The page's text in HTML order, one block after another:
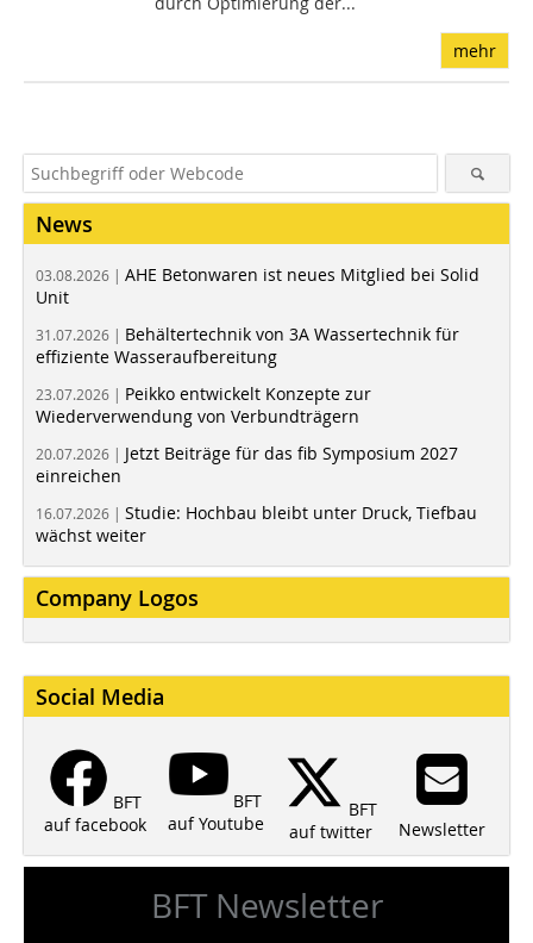
mehr
News
03.08.2026 | AHE Betonwaren ist neues Mitglied bei Solid
Unit
31.07.2026 | Behältertechnik von 3A Wassertechnik für
effiziente Wasseraufbereitung
23.07.2026 | Peikko entwickelt Konzepte zur
Wiederverwendung von Verbundträgern
20.07.2026 | Jetzt Beiträge für das fib Symposium 2027
einreichen
16.07.2026 | Studie: Hochbau bleibt unter Druck, Tiefbau
wächst weiter
Company Logos
Social Media
BFT
auf facebook
BFT
auf Youtube
BFT
auf twitter
Newsletter
BFT Newsletter